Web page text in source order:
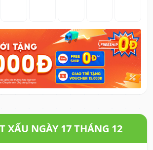
XẤU NGÀY 17 THÁNG 12